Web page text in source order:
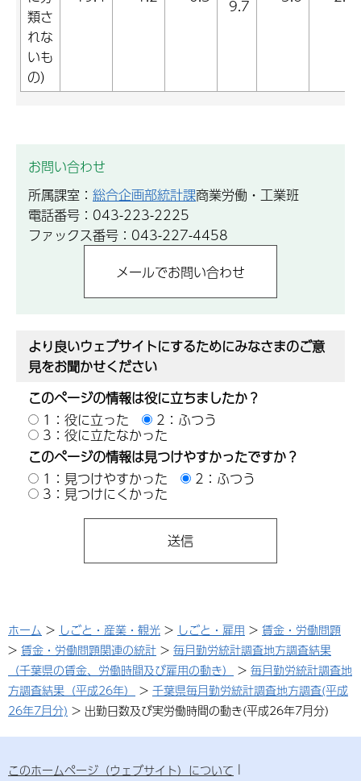
類さ
れな
いも
の）
9.7
お問い合わせ
所属課室： 総合企画部統計課商業労働・工業班
電話番号：043-223-2225
ファックス番号：043-227-4458
より良いウェブサイトにするためにみなさまのご意
見をお聞かせください
このページの情報は役に立ちましたか？
1：役に立った
2：ふつう
3：役に立たなかった
このページの情報は見つけやすかったですか？
1：見つけやすかった
2：ふつう
3：見つけにくかった
ホーム > しごと・産業・観光 > しごと・雇用 > 賃金・労働問題
> 賃金・労働問題関連の統計 > 毎月勤労統計調査地方調査結果
（千葉県の賃金、労働時間及び雇用の動き）
> 毎月勤労統計調査地
方調査結果（平成26年）
> 千葉県毎月勤労統計調査地方調査(平成
26年7月分) > 出勤日数及び実労働時間の動き(平成26年7月分)
このホームページ（ウェブサイト）について